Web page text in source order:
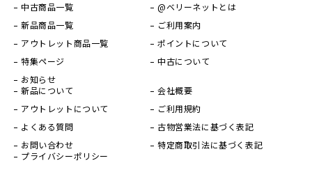
中古商品一覧
新品商品一覧
アウトレット商品一覧
特集ページ
お知らせ
@ベリーネットとは
ご利用案内
ポイントについて
中古について
新品について
アウトレットについて
よくある質問
お問い合わせ
会社概要
ご利用規約
古物営業法に基づく表記
特定商取引法に基づく表記
プライバシーポリシー